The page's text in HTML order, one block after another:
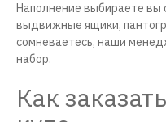
Наполнение выбираете вы
выдвижные ящики,
сомневаетесь, наши
набор.
Как